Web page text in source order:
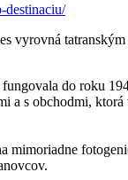
destinaciu/
vyrovná tatranským
do roku
a s obchodmi,